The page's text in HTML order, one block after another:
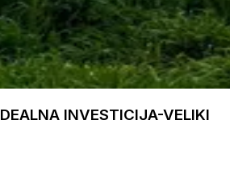
INVESTICIJA-VELIKI